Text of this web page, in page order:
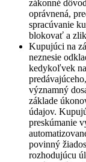
zákonné
oprávnená,
spracúvanie
blokovať a
Kupujúci na
neznesie
kedykoľvek
významný
základe
údajov.
preskúmanie
povinný
rozhodujúcu